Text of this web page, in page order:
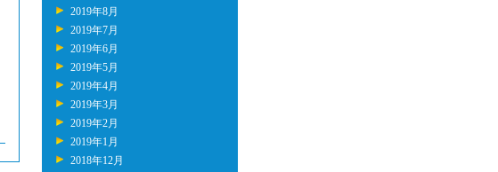
2019年8月
2019年7月
2019年6月
2019年5月
2019年4月
2019年3月
2019年2月
2019年1月
2018年12月